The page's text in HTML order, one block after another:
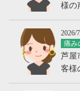
様の
2026/
痛み
芦屋
客様